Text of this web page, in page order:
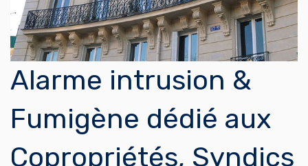
Alarme intrusion &
Fumigène dédié aux
Copropriétés, Syndics